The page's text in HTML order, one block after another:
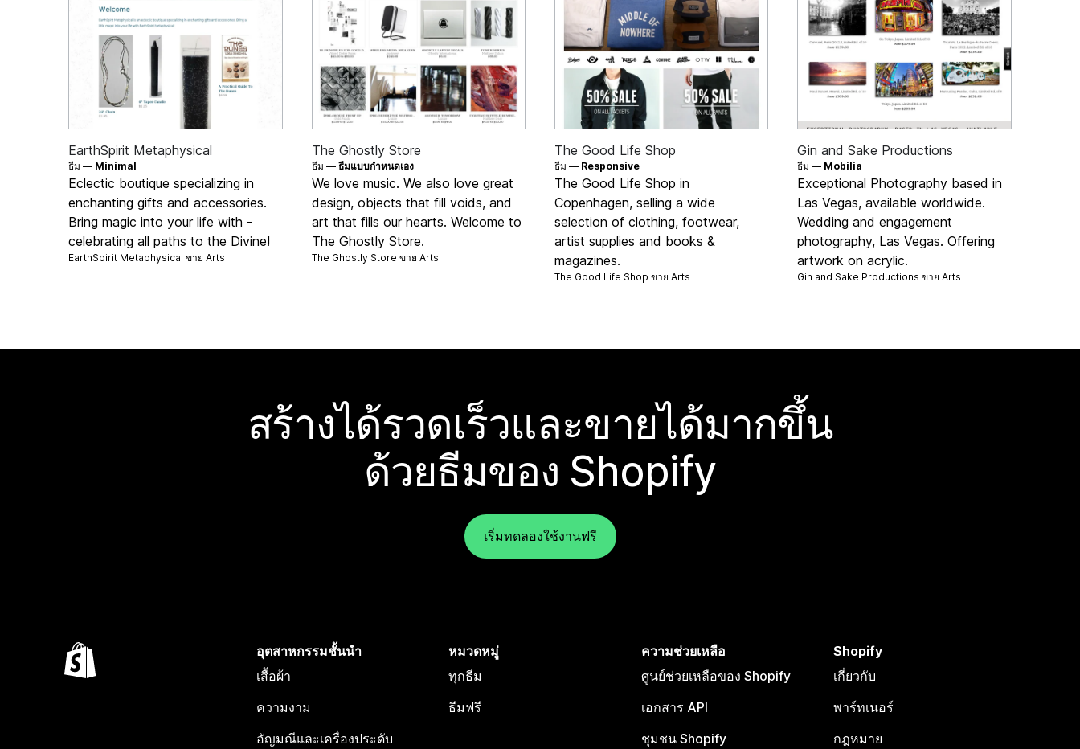
EarthSpirit Metaphysical
ธีม — Minimal
Eclectic boutique specializing in
enchanting gifts and accessories.
Bring magic into your life with -
celebrating all paths to the Divine!
EarthSpirit Metaphysical ขายArts
The Ghostly Store
ธีม — ธีมแบบกำหนดเอง
We love music. We also love great
design, objects that fill voids, and
art that fills our hearts. Welcome to
The Ghostly Store.
The Ghostly Store ขาย Arts
The Good Life Shop
ธีม — Responsive
The Good Life Shop in
Copenhagen, selling a wide
selection of clothing, footwear,
artist supplies and books &
magazines.
The Good Life Shop ขาย Arts
Gin and Sake Productions
ธีม — Mobilia
Exceptional Photography based in
Las Vegas, available worldwide.
Wedding and engagement
photography, Las Vegas. Offering
artwork on acrylic.
Gin and Sake Productions ขายArts
สร้างได้รวดเร็วและขายได้มากขึ้น
ด้วยธีมของ Shopify
เริ่มทดลองใช้งานฟรี
อุตสาหกรรมชั้นนำ
เสื้อผ้า
ความงาม
อัญมณีและเครื่องประดับ
หมวดหมู่
ทุกธีม
ธีมฟรี
ความช่วยเหลือ
ศูนย์ช่วยเหลือของ Shopify
เอกสาร API
ชุมชน Shopify
Shopify
เกี่ยวกับ
พาร์ทเนอร์
กฎหมาย